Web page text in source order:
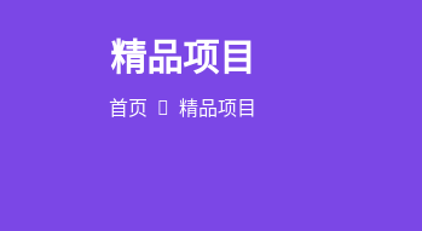
精品项目
首页 精品项目